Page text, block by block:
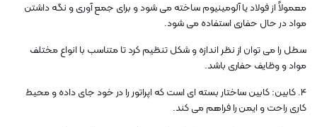
معمولاً از فولاد یا آلومینیوم ساخته می شود و برای جمع آوری و نگه داشتن
مواد در حال حفاری استفاده می شود.
سطل را می توان از نظر اندازه و شکل تنظیم کرد تا متناسب با انواع مختلف
مواد و وظایف حفاری باشد.
4. کابین: کابین ساختار بسته ای است که اپراتور را در خود جای داده و محیط
کاری راحت و ایمن را فراهم می کند.